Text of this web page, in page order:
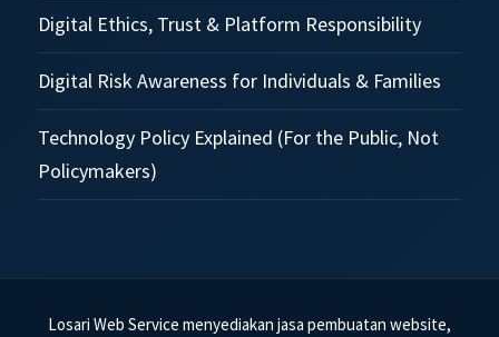
Digital Ethics, Trust & Platform Responsibility
Digital Risk Awareness for Individuals & Families
Technology Policy Explained (For the Public, Not
Policymakers)
Losari Web Service menyediakan jasa pembuatan website,